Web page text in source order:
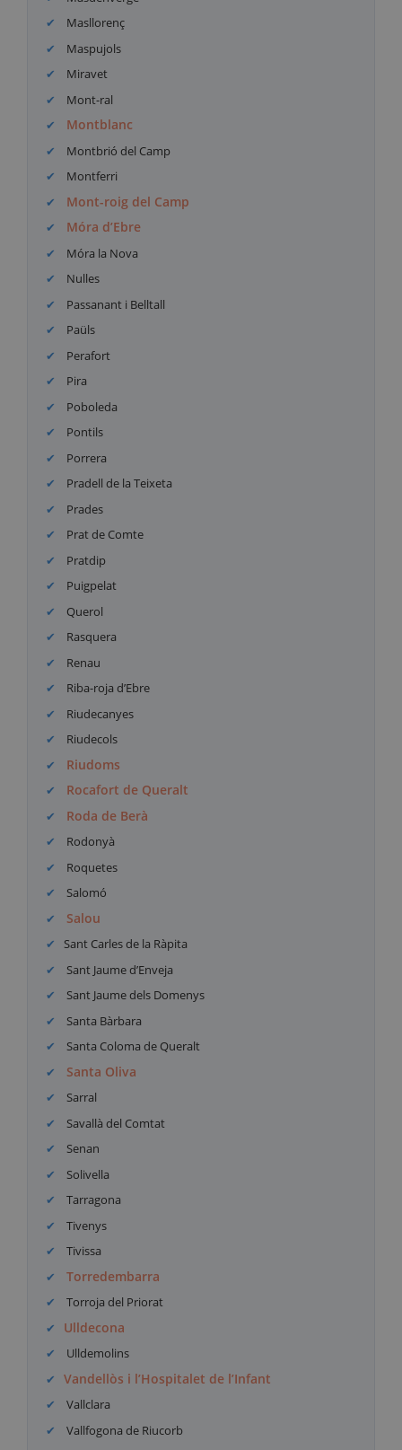
Masllorenç
Maspujols
Miravet
Mont-ral
Montblanc
Montbrió del Camp
Montferri
Mont-roig del Camp
Móra d’Ebre
Móra la Nova
Nulles
Passanant i Belltall
Paüls
Perafort
Pira
Poboleda
Pontils
Porrera
Pradell de la Teixeta
Prades
Prat de Comte
Pratdip
Puigpelat
Querol
Rasquera
Renau
Riba-roja d’Ebre
Riudecanyes
Riudecols
Riudoms
Rocafort de Queralt
Roda de Berà
Rodonyà
Roquetes
Salomó
Salou
Sant Carles de la Ràpita
Sant Jaume d’Enveja
Sant Jaume dels Domenys
Santa Bàrbara
Santa Coloma de Queralt
Santa Oliva
Sarral
Savallà del Comtat
Senan
Solivella
Tarragona
Tivenys
Tivissa
Torredembarra
Torroja del Priorat
Ulldecona
Ulldemolins
Vandellòs i l’Hospitalet de l’Infant
Vallclara
Vallfogona de Riucorb